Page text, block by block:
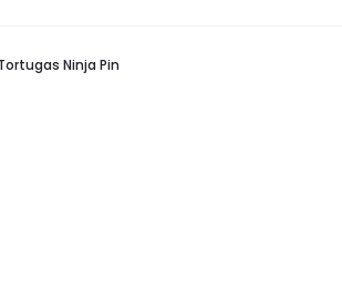
Ninja Pin